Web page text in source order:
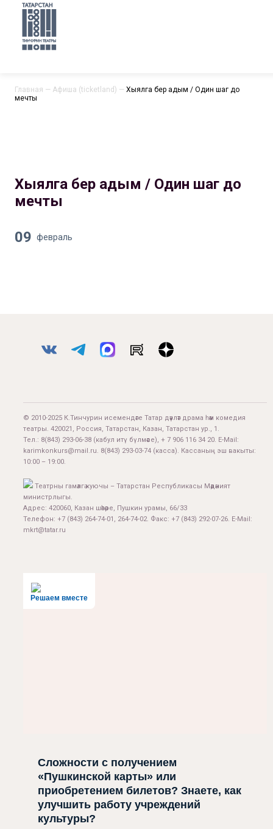
Главная — Афиша (ticketland) — Хыялга бер адым / Один шаг до
мечты
Хыялга бер адым / Один шаг до
мечты
09 февраль
© 2010-2025 К.Тинчурин исемендәге Татар дәүләт драма һәм комедия
театры. 420021, Россия, Татарстан, Казан, Татарстан ур., 1.
Тел.: 8(843) 293-06-38 (кабул итү бүлмәсе), + 7 906 116 34 20. E-Mail:
karimkonkurs@mail.ru. 8(843) 293-03-74 (касса). Кассаның эш вакыты:
10:00 – 19:00.
Театрны гамәлгә куючы – Татарстан Республикасы Мәдәният
министрлыгы.
Адрес: 420060, Казан шәһәре, Пушкин урамы, 66/33
Телефон: +7 (843) 264-74-01, 264-74-02. Факс: +7 (843) 292-07-26. E-Mail:
mkrt@tatar.ru
Решаем вместе
Сложности с получением
«Пушкинской карты» или
приобретением билетов? Знаете, как
улучшить работу учреждений
культуры?